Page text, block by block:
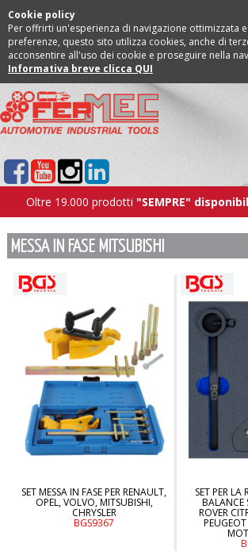
Cookie policy
Per offrirti un'esperienza di navigazione ottimizzata
preferenze, questo sito utilizza cookies, anche di
acconsentire all'uso dei cookie e proseguire nella
Informativa breve clicca QUI
Oltre 19.000 prodotti "SEMPRE"
MESSA IN FASE MITSUBISHI
SET MESSA IN FASE PER RENAULT,
OPEL, VOLVO, MITSUBISHI,
CHRYSLER
BGS9367
SET PER
BALANCE
ROVER